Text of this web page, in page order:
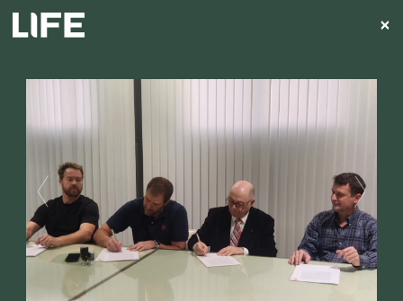
NOVEDADES
Noticias
destacadas
×